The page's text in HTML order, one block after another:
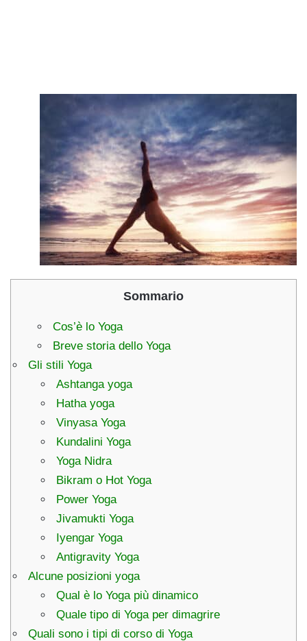
Sommario
Cos’è lo Yoga
Breve storia dello Yoga
Gli stili Yoga
Ashtanga yoga
Hatha yoga
Vinyasa Yoga
Kundalini Yoga
Yoga Nidra
Bikram o Hot Yoga
Power Yoga
Jivamukti Yoga
Iyengar Yoga
Antigravity Yoga
Alcune posizioni yoga
Qual è lo Yoga più dinamico
Quale tipo di Yoga per dimagrire
Quali sono i tipi di corso di Yoga